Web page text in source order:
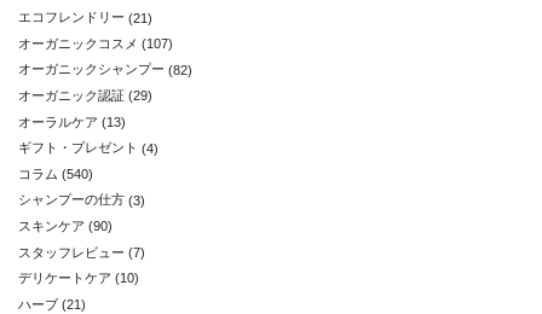
エコフレンドリー (21)
オーガニックコスメ (107)
オーガニックシャンプー (82)
オーガニック認証 (29)
オーラルケア (13)
ギフト・プレゼント (4)
コラム (540)
シャンプーの仕方 (3)
スキンケア (90)
スタッフレビュー (7)
デリケートケア (10)
ハーブ (21)